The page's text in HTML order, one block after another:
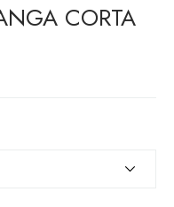
CORTA